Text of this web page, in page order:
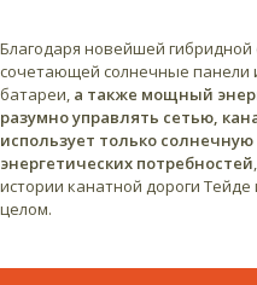
Благодаря новейшей гибридной
сочетающей солнечные панели
батареи, а также мощный
разумно управлять сетью,
использует только
энергетических потребностей
истории канатной дороги
целом.